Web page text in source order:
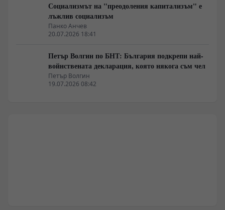
Социализмът на "преодоления капитализъм" е
лъжлив социализъм
Панко Анчев
20.07.2026 18:41
Петър Волгин по БНТ: България подкрепи най-
войнствената декларация, която някога съм чел
Петър Волгин
19.07.2026 08:42